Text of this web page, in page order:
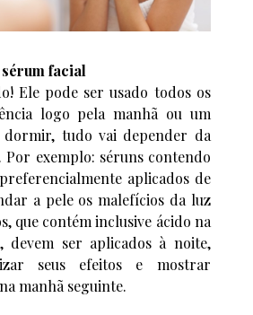
facial
Ele pode ser usado todos os
logo pela manhã ou um
dormir, tudo vai depender da
Por exemplo: séruns contendo
aplicados de
a pele os malefícios da luz
que contém inclusive ácido na
devem ser aplicados à noite,
seus efeitos e mostrar
manhã seguinte.